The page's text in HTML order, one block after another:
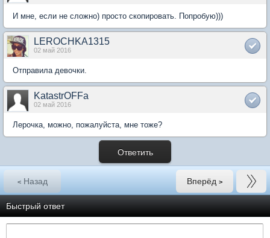
И мне, если не сложно) просто скопировать. Попробую)))
LEROCHKA1315
02 май 2016
Отправила девочки.
KatastrOFFa
02 май 2016
Лерочка, можно, пожалуйста, мне тоже?
Ответить
<Назад Вперёд >
Быстрый ответ